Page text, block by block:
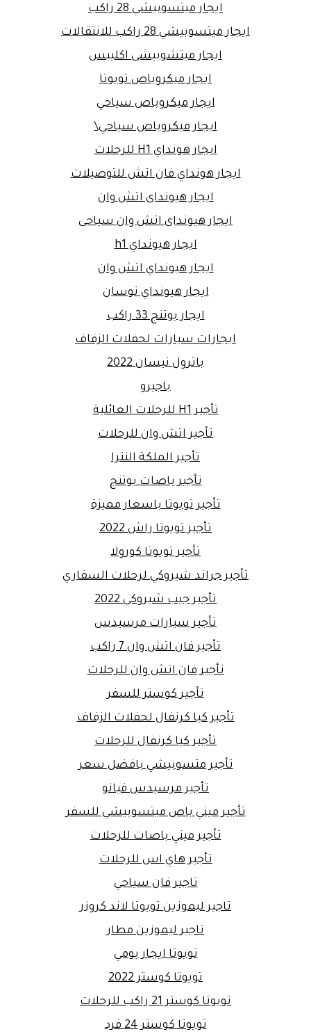
ايجار ميتسوبيشي 28 راكب
ايجار ميتسوبيشي 28 راكب للانتقالات
ايجار ميتشوبيشى اكليبس
ايجار ميكروباص تويوتا
ايجار ميكروباص سياحي
ايجار ميكروباص سياحي\
ايجار هونداي H1 للرحلات
ايجار هونداي فان اتش للتوصيلات
ايجار هيونداى اتش وان
ايجار هيونداى اتش وان سياحى
ايجار هيونداي h1
ايجار هيونداي اتش وان
ايجار هيونداي توسان
ايجار يوتنج 33 راكب
ايجارات سيارات لحفلات الزفاف
باترول نيسان 2022
باجيرو
تأجير H1 للرحلات العائلية
تأجير اتش وان للرحلات
تأجير الملكة النترا
تأجير باصات يوتنج
تأجير تويوتا باسعار مميزة
تأجير تويوتا راش 2022
تأجير تويوتا كورولا
تأجير جراند شيروكي لرحلات السفاري
تأجير جيب شيروكي 2022
تأجير سيارات مرسيدس
تأجير فان اتش وان 7 راكب
تأجير فان اتش وان للرحلات
تأجير كوستر للسفر
تأجير كيا كرنفال لحفلات الزفاف
تأجير كيا كرنفال للرحلات
تأجير متسوبيشي بافضل سعر
تأجير مرسيدس فيانو
تأجير ميني باص ميتسوبيشي للسفر
تأجير ميني باصات للرحلات
تأجير هاي اس للرحلات
تاجير فان سياحي
تاجير ليموزين تويوتا لاند كروزر
تاجير ليموزين مطار
تويوتا ايجار يومي
تويوتا كوستر 2022
تويوتا كوستر 21 راكب للرحلات
تويوتا كوستر 24 فرد